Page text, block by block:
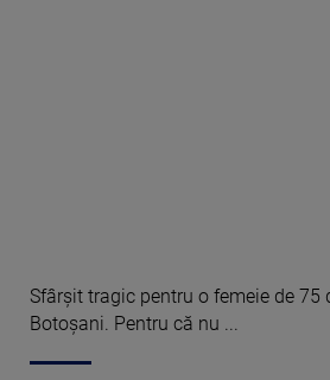
Sfârșit tragic pentru o femeie de 75
Botoșani. Pentru că nu ...